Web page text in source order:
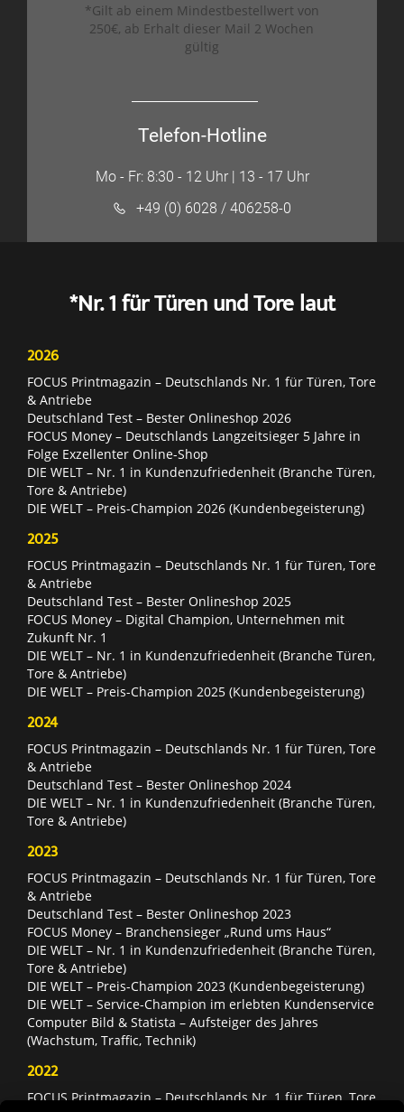
*Gilt ab einem Mindestbestellwert von
250€, ab Erhalt dieser Mail 2 Wochen
gültig
Telefon-Hotline
Mo - Fr: 8:30 - 12 Uhr | 13 - 17 Uhr
+49 (0) 6028 / 406258-0
*Nr. 1 für Türen und Tore laut
2026
FOCUS Printmagazin – Deutschlands Nr. 1 für Türen, Tore
& Antriebe
Deutschland Test – Bester Onlineshop 2026
FOCUS Money – Deutschlands Langzeitsieger 5 Jahre in
Folge Exzellenter Online-Shop
DIE WELT – Nr. 1 in Kundenzufriedenheit (Branche Türen,
Tore & Antriebe)
DIE WELT – Preis-Champion 2026 (Kundenbegeisterung)
2025
FOCUS Printmagazin – Deutschlands Nr. 1 für Türen, Tore
& Antriebe
Deutschland Test – Bester Onlineshop 2025
FOCUS Money – Digital Champion, Unternehmen mit
Zukunft Nr. 1
DIE WELT – Nr. 1 in Kundenzufriedenheit (Branche Türen,
Tore & Antriebe)
DIE WELT – Preis-Champion 2025 (Kundenbegeisterung)
2024
FOCUS Printmagazin – Deutschlands Nr. 1 für Türen, Tore
& Antriebe
Deutschland Test – Bester Onlineshop 2024
DIE WELT – Nr. 1 in Kundenzufriedenheit (Branche Türen,
Tore & Antriebe)
2023
FOCUS Printmagazin – Deutschlands Nr. 1 für Türen, Tore
& Antriebe
Deutschland Test – Bester Onlineshop 2023
FOCUS Money – Branchensieger „Rund ums Haus“
DIE WELT – Nr. 1 in Kundenzufriedenheit (Branche Türen,
Tore & Antriebe)
DIE WELT – Preis-Champion 2023 (Kundenbegeisterung)
DIE WELT – Service-Champion im erlebten Kundenservice
Computer Bild & Statista – Aufsteiger des Jahres
(Wachstum, Traffic, Technik)
2022
FOCUS Printmagazin – Deutschlands Nr. 1 für Türen, Tore